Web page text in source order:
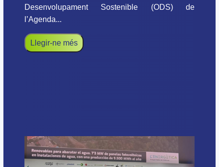
Desenvolupament Sostenible (ODS) de
l’Agenda...
Llegir-ne més